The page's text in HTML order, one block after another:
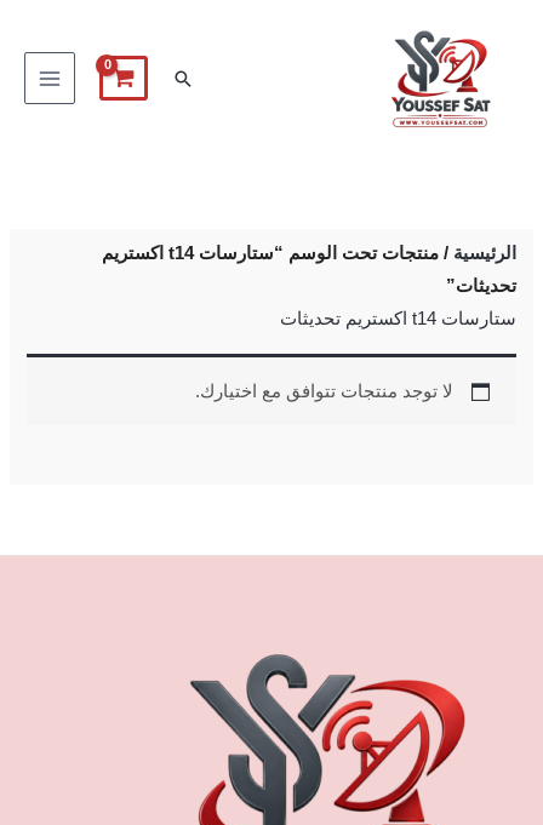
البحث
الرئيسية
/ منتجات تحت الوسم “ستارسات t14 اكستريم
تحديثات”
ستارسات t14 اكستريم تحديثات
لا توجد منتجات تتوافق مع اختيارك.